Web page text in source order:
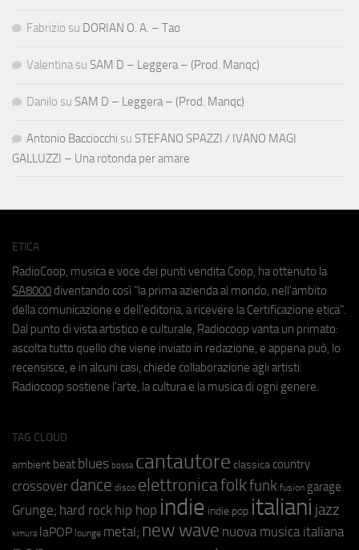
Fabrizio su DORIAN O. A. – Tao
Valentina su SAM D – Leggera – (Prod. Manqc)
Danilo su SAM D – Leggera – (Prod. Manqc)
Antonio Bacciocchi su STEFANO SPAZZI / IVANO MAGI
GALLUZZI – Una rotonda per amare
ETICA
RadioCoop, musica e voce dei punti vendita Coop, ha ottenuto la
SA8000 diventando così "la prima azienda al mondo, nell'ambito
della comunicazione e dell'editoria, a ricevere la Certificazione etica".
Dal punto di vista artistico e culturale, Radiocoop vanta un primato:
ascolta tutto quello che viene inviato in redazione, e appena può, lo
recensisce, e in alcuni casi, chiede collaborazione agli artisti.
Radiocoop sostiene l'arte, la cultura e la musica di ogni genere.
TAG CLOUD
ambient beat blues bossa cantautore classica country
crossover dance disco elettronicafolkfunk fusion garage
Grunge; hard rock hip hop indie indie pop italiani jazz
kimura laPOP lounge metal; new wave nuova musica italiana